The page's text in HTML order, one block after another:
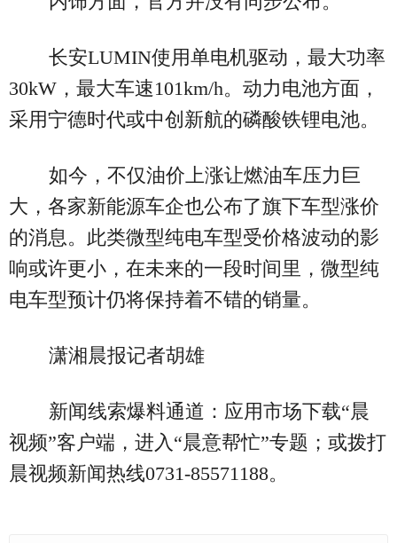
长安LUMIN使用单电机驱动，最大功率
30kW，最大车速101km/h。动力电池方面，
采用宁德时代或中创新航的磷酸铁锂电池。
如今，不仅油价上涨让燃油车压力巨
大，各家新能源车企也公布了旗下车型涨价
的消息。此类微型纯电车型受价格波动的影
响或许更小，在未来的一段时间里，微型纯
电车型预计仍将保持着不错的销量。
潇湘晨报记者胡雄
新闻线索爆料通道：应用市场下载“晨
视频”客户端，进入“晨意帮忙”专题；或拨打
晨视频新闻热线0731-85571188。